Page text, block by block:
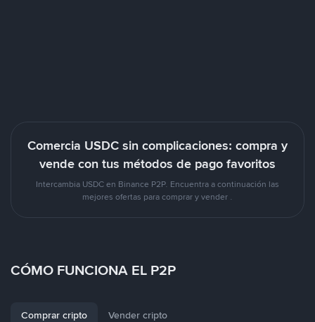
Comercia USDC sin complicaciones: compra y
vende con tus métodos de pago favoritos
Intercambia USDC en Binance P2P. Encuentra a continuación las
mejores ofertas para comprar y vender .
CÓMO FUNCIONA EL P2P
Comprar cripto Vender cripto